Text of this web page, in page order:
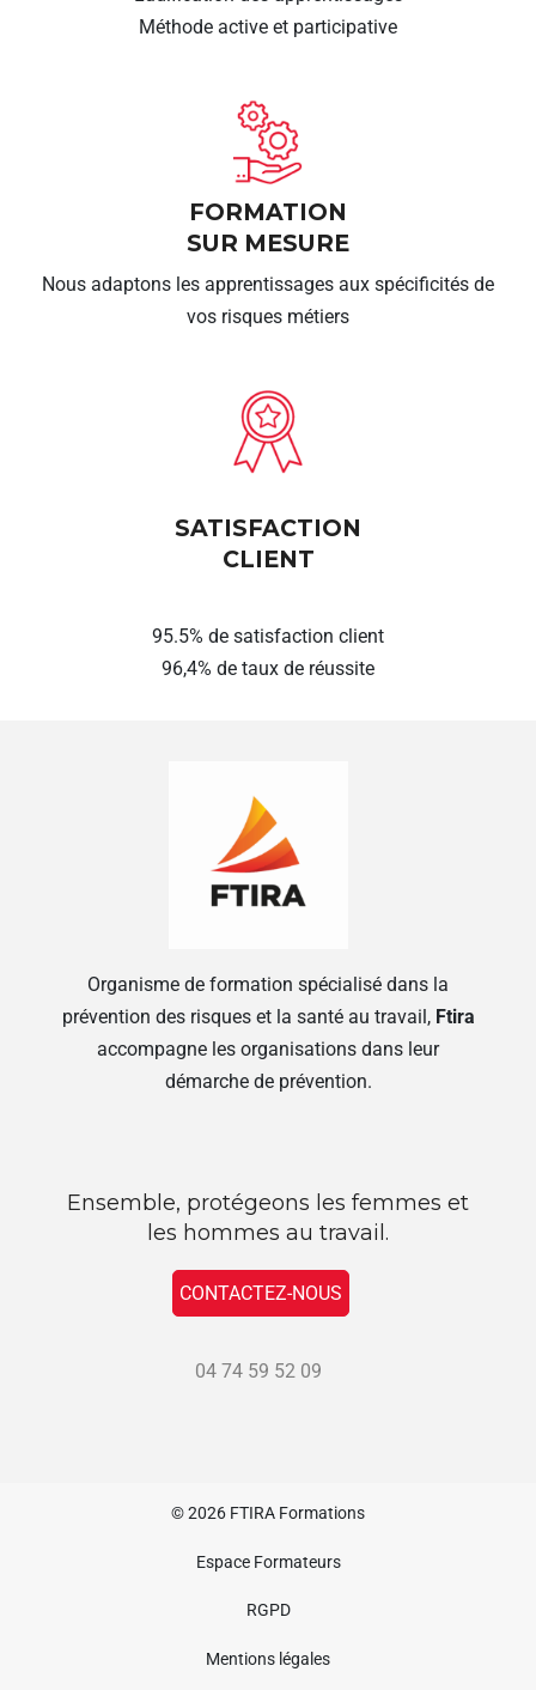
Méthode active et participative
FORMATION
SUR MESURE
Nous adaptons les apprentissages aux spécificités de
vos risques métiers
SATISFACTION
CLIENT
95.5% de satisfaction client
96,4% de taux de réussite
Organisme de formation spécialisé dans la
prévention des risques et la santé au travail, Ftira
accompagne les organisations dans leur
démarche de prévention.
Ensemble, protégeons les femmes et
les hommes au travail.
CONTACTEZ-NOUS
04 74 59 52 09
© 2026 FTIRA Formations
Espace Formateurs
RGPD
Mentions légales